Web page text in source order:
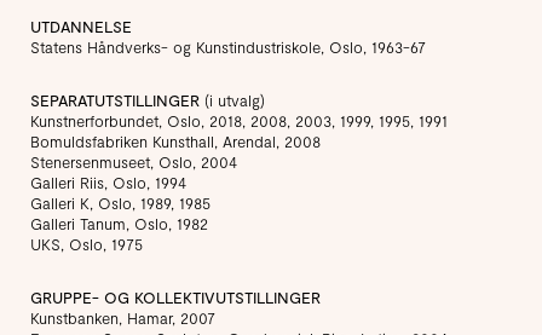
UTDANNELSE
Statens Håndverks- og Kunstindustriskole, Oslo, 1963-67
SEPARATUTSTILLINGER (i utvalg)
Kunstnerforbundet, Oslo, 2018, 2008, 2003, 1999, 1995, 1991
Bomuldsfabriken Kunsthall, Arendal, 2008
Stenersenmuseet, Oslo, 2004
Galleri Riis, Oslo, 1994
Galleri K, Oslo, 1989, 1985
Galleri Tanum, Oslo, 1982
UKS, Oslo, 1975
GRUPPE- OG KOLLEKTIVUTSTILLINGER
Kunstbanken, Hamar, 2007